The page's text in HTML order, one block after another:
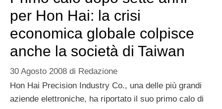
per Hon Hai: la crisi
economica globale colpisce
anche la società di Taiwan
30 Agosto 2008 di Redazione
Hon Hai Precision Industry Co., una delle più grandi
aziende elettroniche, ha riportato il suo primo calo di